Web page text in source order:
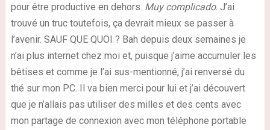
pour être productive en dehors. Muy complicado. J’ai
trouvé un truc toutefois, ça devrait mieux se passer à
l’avenir. SAUF QUE QUOI ? Bah depuis deux semaines je
n’ai plus internet chez moi et, puisque j’aime accumuler les
bêtises et comme je l’ai sus-mentionné, j’ai renversé du
thé sur mon PC. Il va bien merci pour lui et j’ai découvert
que je n’allais pas utiliser des milles et des cents avec
mon partage de connexion avec mon téléphone portable